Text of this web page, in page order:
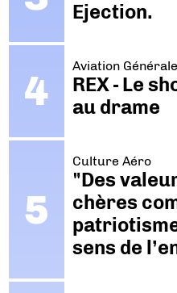
Ejection.
Aviation Générale
REX - Le
au drame
Culture Aéro
"Des
chères
sens de